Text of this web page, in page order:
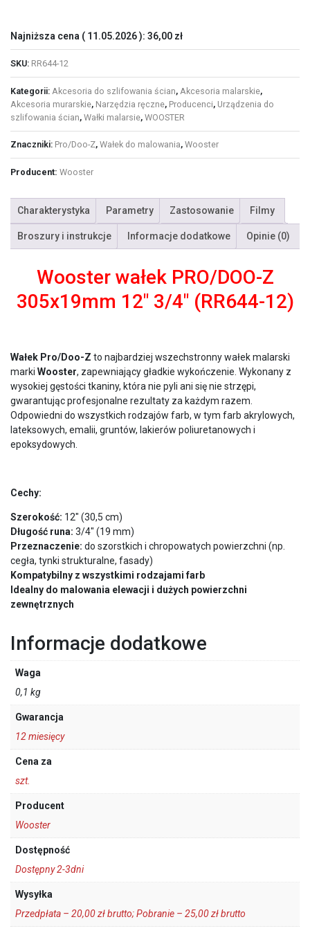
Najniższa cena ( 11.05.2026): 36,00 zł
SKU: RR644-12
Kategorii: Akcesoria do szlifowania ścian, Akcesoria malarskie,
Akcesoria murarskie, Narzędzia ręczne, Producenci, Urządzenia do
szlifowania ścian, Wałki malarsie, WOOSTER
Znaczniki: Pro/Doo-Z, Wałek do malowania, Wooster
Producent: Wooster
Charakterystyka Parametry Zastosowanie Filmy
Broszury i instrukcje Informacje dodatkowe Opinie (0)
Wooster wałek PRO/DOO-Z
305x19mm 12″ 3/4″ (RR644-12)
Wałek Pro/Doo-Z to najbardziej wszechstronny wałek malarski
marki Wooster, zapewniający gładkie wykończenie. Wykonany z
wysokiej gęstości tkaniny, która nie pyli ani się nie strzępi,
gwarantując profesjonalne rezultaty za każdym razem.
Odpowiedni do wszystkich rodzajów farb, w tym farb akrylowych,
lateksowych, emalii, gruntów, lakierów poliuretanowych i
epoksydowych.
Cechy:
Szerokość: 12″ (30,5 cm)
Długość runa: 3/4″ (19 mm)
Przeznaczenie: do szorstkich i chropowatych powierzchni (np.
cegła, tynki strukturalne, fasady)
Kompatybilny z wszystkimi rodzajami farb
Idealny do malowania elewacji i dużych powierzchni
zewnętrznych
Informacje dodatkowe
Waga
0,1 kg
Gwarancja
12 miesięcy
Cena za
szt.
Producent
Wooster
Dostępność
Dostępny 2-3dni
Wysyłka
Przedpłata – 20,00 zł brutto; Pobranie – 25,00 zł brutto